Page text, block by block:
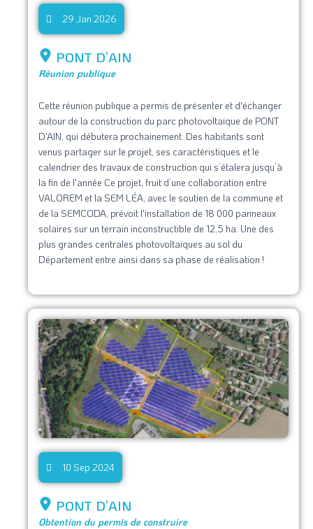
29 Jan 2026
PONT D’AIN
Réunion publique
Cette réunion publique a permis de présenter et d'échanger
autour de la construction du parc photovoltaïque de PONT
D'AIN, qui débutera prochainement. Des habitants sont
venus partager sur le projet, ses caractéristiques et le
calendrier des travaux de construction qui s’étalera jusqu’à
la fin de l'année Ce projet, fruit d’une collaboration entre
VALOREM et la SEM LÉA, avec le soutien de la commune et
de la SEMCODA, prévoit l'installation de 18 000 panneaux
solaires sur un terrain inconstructible de 12,5 ha. Une des
plus grandes centrales photovoltaïques au sol du
Département entre ainsi dans sa phase de réalisation !
10 Sep 2024
PONT D’AIN
Obtention du permis de construire